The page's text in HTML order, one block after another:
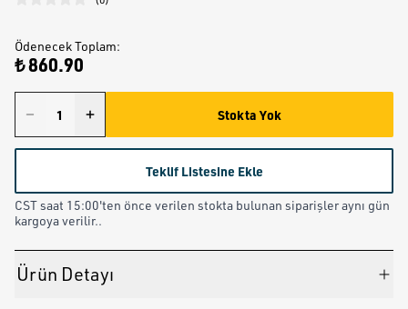
Ödenecek Toplam:
₺ 860.90
Stokta Yok
Teklif Listesine Ekle
CST saat 15:00'ten önce verilen stokta bulunan siparişler aynı gün
kargoya verilir..
Ürün Detayı